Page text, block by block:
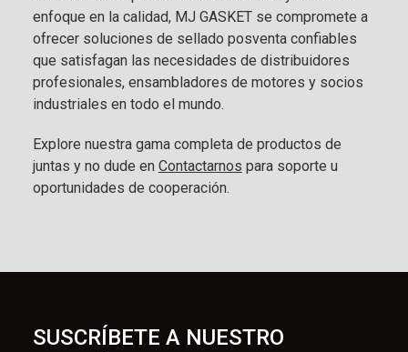
enfoque en la calidad, MJ GASKET se compromete a
ofrecer soluciones de sellado posventa confiables
que satisfagan las necesidades de distribuidores
profesionales, ensambladores de motores y socios
industriales en todo el mundo.
Explore nuestra gama completa de productos de
juntas y no dude en Contactarnos para soporte u
oportunidades de cooperación.
SUSCRÍBETE A NUESTRO